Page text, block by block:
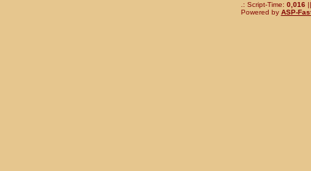
.: Script-Time: 0,016||
Powered by ASP-